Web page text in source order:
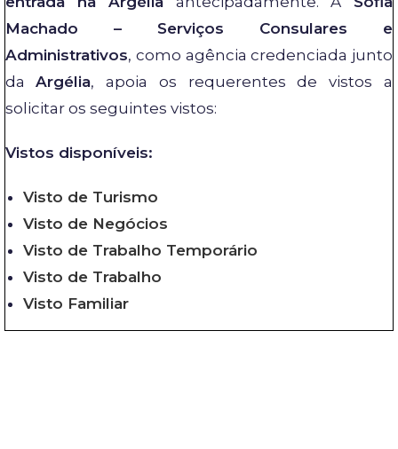
Machado – Serviços Consulares e
Administrativos, como agência credenciada junto
da Argélia, apoia os requerentes de vistos a
solicitar os seguintes vistos:
Vistos disponíveis:
Visto de Turismo
Visto de Negócios
Visto de Trabalho Temporário
Visto de Trabalho
Visto Familiar